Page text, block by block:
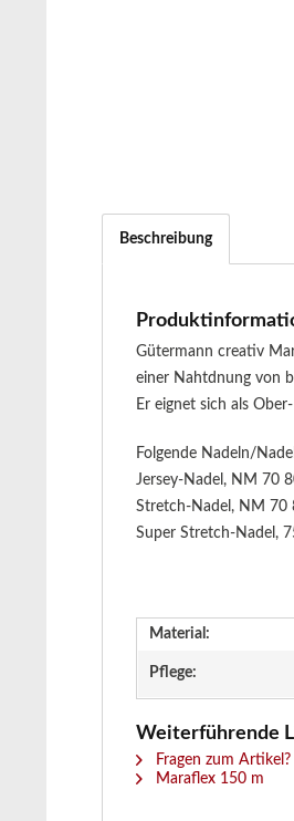
Beschreibung
Gütermann creativ
einer Nahtdnung von
Er eignet sich als
Folgende Nadeln/
Jersey-Nadel, NM 70
Stretch-Nadel, NM 70
Super Stretch-Nadel,
Material:
Pflege:
Weiterführende
Fragen zum Artikel?
Maraflex 150 m